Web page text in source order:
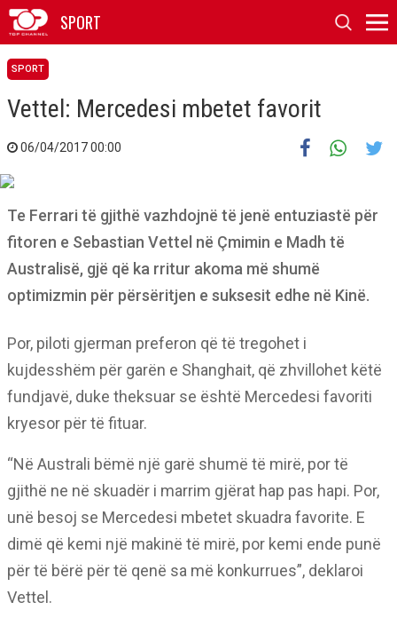
SPORT
SPORT
Vettel: Mercedesi mbetet favorit
06/04/2017 00:00
Te Ferrari të gjithë vazhdojnë të jenë entuziastë për
fitoren e Sebastian Vettel në Çmimin e Madh të
Australisë, gjë që ka rritur akoma më shumë
optimizmin për përsëritjen e suksesit edhe në Kinë.
Por, piloti gjerman preferon që të tregohet i
kujdesshëm për garën e Shanghait, që zhvillohet këtë
fundjavë, duke theksuar se është Mercedesi favoriti
kryesor për të fituar.
“Në Australi bëmë një garë shumë të mirë, por të
gjithë ne në skuadër i marrim gjërat hap pas hapi. Por,
unë besoj se Mercedesi mbetet skuadra favorite. E
dimë që kemi një makinë të mirë, por kemi ende punë
për të bërë për të qenë sa më konkurrues”, deklaroi
Vettel.